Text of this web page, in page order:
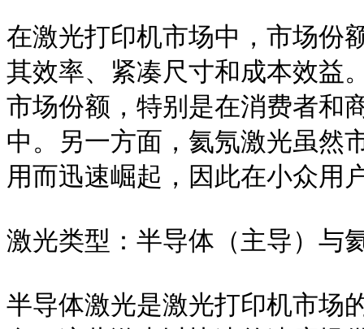
在激光打印机市场中，市场份
其效率、紧凑尺寸和成本效益
市场份额，特别是在消费者和
中。另一方面，氦氖激光虽然
用而迅速崛起，因此在小众用
激光类型：半导体（主导）与
半导体激光是激光打印机市场